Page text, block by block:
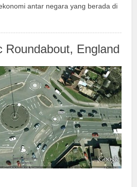
antar negara yang berada di
Roundabout, England